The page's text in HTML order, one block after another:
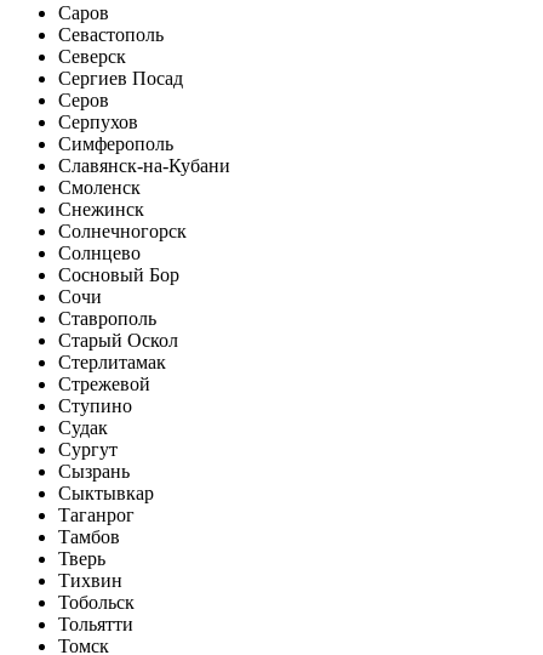
Саров
Севастополь
Северск
Сергиев Посад
Серов
Серпухов
Симферополь
Славянск-на-Кубани
Смоленск
Снежинск
Солнечногорск
Солнцево
Сосновый Бор
Сочи
Ставрополь
Старый Оскол
Стерлитамак
Стрежевой
Ступино
Судак
Сургут
Сызрань
Сыктывкар
Таганрог
Тамбов
Тверь
Тихвин
Тобольск
Тольятти
Томск